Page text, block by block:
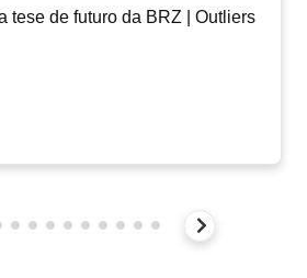
tese de futuro da BRZ | Outliers